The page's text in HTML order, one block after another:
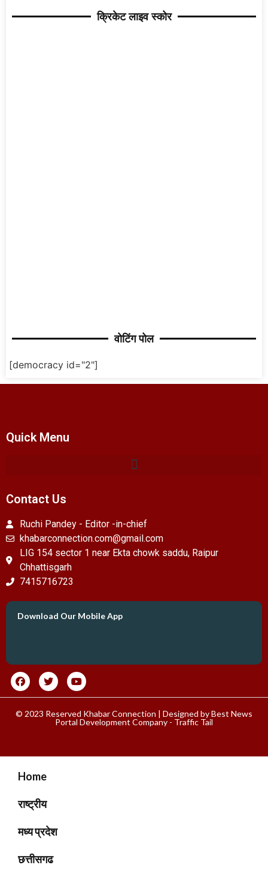
क्रिकेट लाइव स्कोर
वोटिंग पोल
[democracy id="2"]
Quick Menu
Contact Us
Ruchi Pandey - Editor -in-chief
khabarconnection.com@gmail.com
LIG 154 sector 1 near Ekta chowk saddu, Raipur
Chhattisgarh
7415716723
Download Our Mobile App
© 2023 Reserved Khabar Connection | Designed byBest News
Portal Development Company - Traffic Tail
Home
राष्ट्रीय
मध्य प्रदेश
छत्तीसगढ